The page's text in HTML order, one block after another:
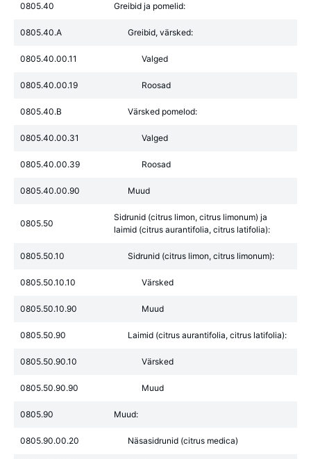
0805.40 Greibid ja pomelid:
0805.40.A Greibid, värsked:
0805.40.00.11 Valged
0805.40.00.19 Roosad
0805.40.B Värsked pomelod:
0805.40.00.31 Valged
0805.40.00.39 Roosad
0805.40.00.90 Muud
0805.50
Sidrunid (citrus limon, citrus limonum) ja
laimid (citrus aurantifolia, citrus latifolia):
0805.50.10 Sidrunid (citrus limon, citrus limonum):
0805.50.10.10 Värsked
0805.50.10.90 Muud
0805.50.90 Laimid (citrus aurantifolia, citrus latifolia):
0805.50.90.10 Värsked
0805.50.90.90 Muud
0805.90 Muud:
0805.90.00.20 Näsasidrunid (citrus medica)